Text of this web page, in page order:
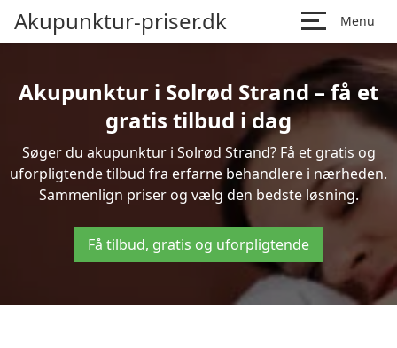
Akupunktur-priser.dk Menu
Akupunktur i Solrød Strand – få et
gratis tilbud i dag
Søger du akupunktur i Solrød Strand? Få et gratis og
uforpligtende tilbud fra erfarne behandlere i nærheden.
Sammenlign priser og vælg den bedste løsning.
Få tilbud, gratis og uforpligtende